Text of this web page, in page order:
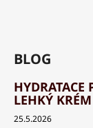
BLOG
HYDRATACE
LEHKÝ KRÉM
25.5.2026